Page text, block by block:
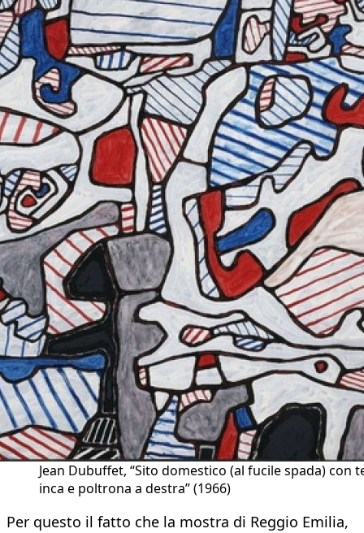
Jean Dubuffet, “Sito domestico (al fucile spada) con
inca e poltrona a destra” (1966)
Per questo il fatto che la mostra di Reggio Emilia,